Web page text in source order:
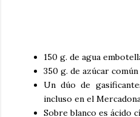
150 g. de agua
350 g. de azúcar común
Un dúo de
incluso en el
Sobre blanco es ácido